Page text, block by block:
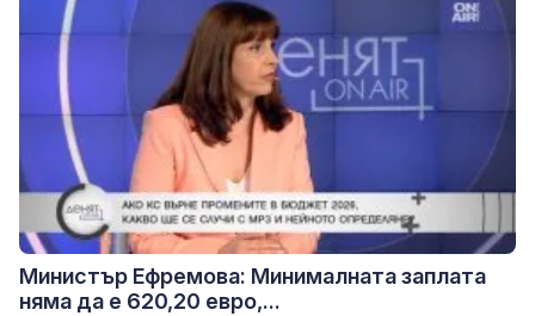
Министър Ефремова: Минималната заплата
няма да е 620,20 евро,...